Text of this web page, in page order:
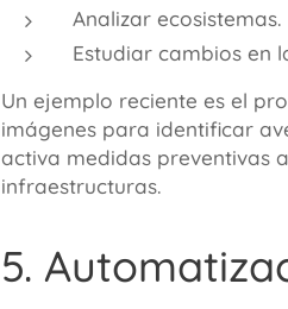
Analizar ecosistemas.
Estudiar cambios en
Un ejemplo reciente es el
imágenes para identificar
activa medidas preventivas
infraestructuras.
5.